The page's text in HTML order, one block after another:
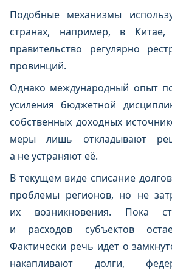
Подобные механизмы
странах, например, в Китае,
правительство регулярно
провинций.
Однако международный опыт
усиления бюджетной
собственных доходных
меры лишь откладывают
а не устраняют её.
В текущем виде списание
проблемы регионов, но не
их возникновения. Пока
и расходов субъектов
Фактически речь идет о
накапливают долги,